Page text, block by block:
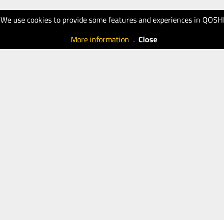
We use cookies to provide some features and experiences in
More information . Close